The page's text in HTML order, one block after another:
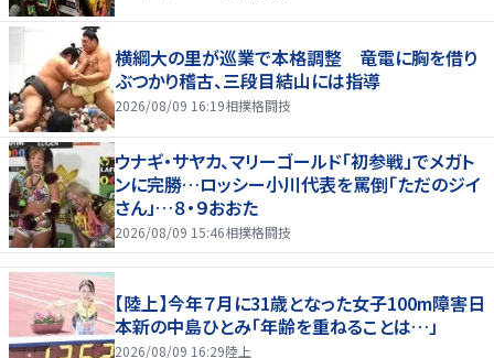
横綱大の里が巡業で本格調整 竜電に胸を借り
ぶつかり稽古、三段目結山には指導
2026/08/09 16:19相撲格闘技
ウナギ・サヤカ、マリーゴールド「初参戦」でメガト
ンに完勝…ロッシー小川代表を罵倒「ただのジイ
さん」…８・９おおた
2026/08/09 15:46相撲格闘技
【陸上】今年７月に31歳となった女子100m障害日
本新の中島ひとみ「年齢を重ねることは…」
2026/08/09 16:29陸上